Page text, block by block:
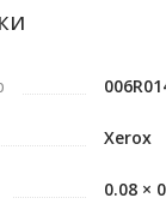
Xerox
0.08 ×